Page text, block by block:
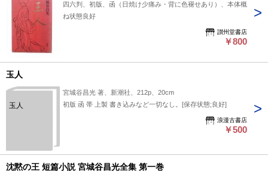
四六判、初版、函（日焼け少痛み・背に色褪せあり）、本体概
ね状態良好
讃州堂書店
￥800
玉人
玉人
宮城谷昌光 著、新潮社、212p、20cm
初版 函 帯 上製 書き込みなど一切なし。[保存状態;良好]
浪漫古書店
￥500
沈黙の王 短篇小説 宮城谷昌光全集 第一巻